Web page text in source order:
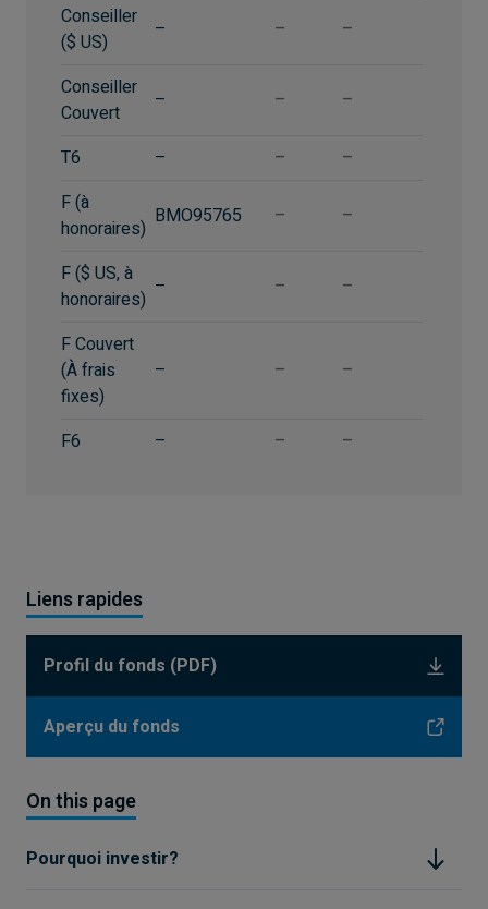
Liens rapides
Profil du fonds (PDF)
Aperçu du fonds
On this page
Pourquoi investir?
Conseiller
($ US)
– – –
Conseiller
Couvert
– – –
T6 – –
–
F (à
honoraires) BMO95765 – –
F ($ US, à
honoraires) – – –
F Couvert
(À frais
fixes)
– – –
F6 – – –